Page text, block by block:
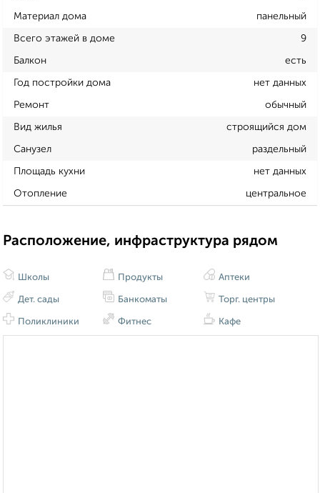
Материал дома панельный
Всего этажей в доме 9
Балкон есть
Год постройки дома нет данных
Ремонт обычный
Вид жилья строящийся дом
Санузел раздельный
Площадь кухни нет данных
Отопление центральное
Расположение, инфраструктура рядом
Школы
Дет. сады
Поликлиники
Продукты
Банкоматы
Фитнес
Аптеки
Торг. центры
Кафе